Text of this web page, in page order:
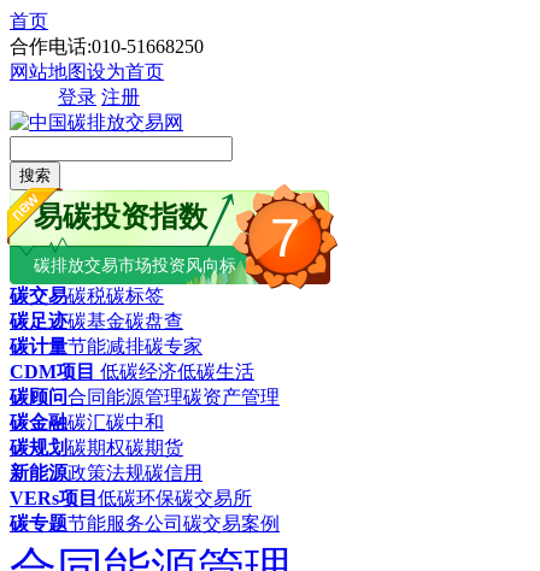
首页
合作电话:010-51668250
网站地图设为首页
登录 注册
搜索
7
易碳投资指数
碳排放交易市场投资风向标
碳交易碳税碳标签
碳足迹碳基金碳盘查
碳计量节能减排碳专家
CDM项目 低碳经济低碳生活
碳顾问合同能源管理碳资产管理
碳金融碳汇碳中和
碳规划碳期权碳期货
新能源政策法规碳信用
VERs项目 低碳环保碳交易所
碳专题节能服务公司 碳交易案例